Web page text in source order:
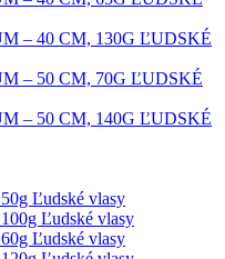
– 40 CM, 130G ĽUDSKÉ
– 50 CM, 70G ĽUDSKÉ
– 50 CM, 140G ĽUDSKÉ
Ľudské vlasy
Ľudské vlasy
Ľudské vlasy